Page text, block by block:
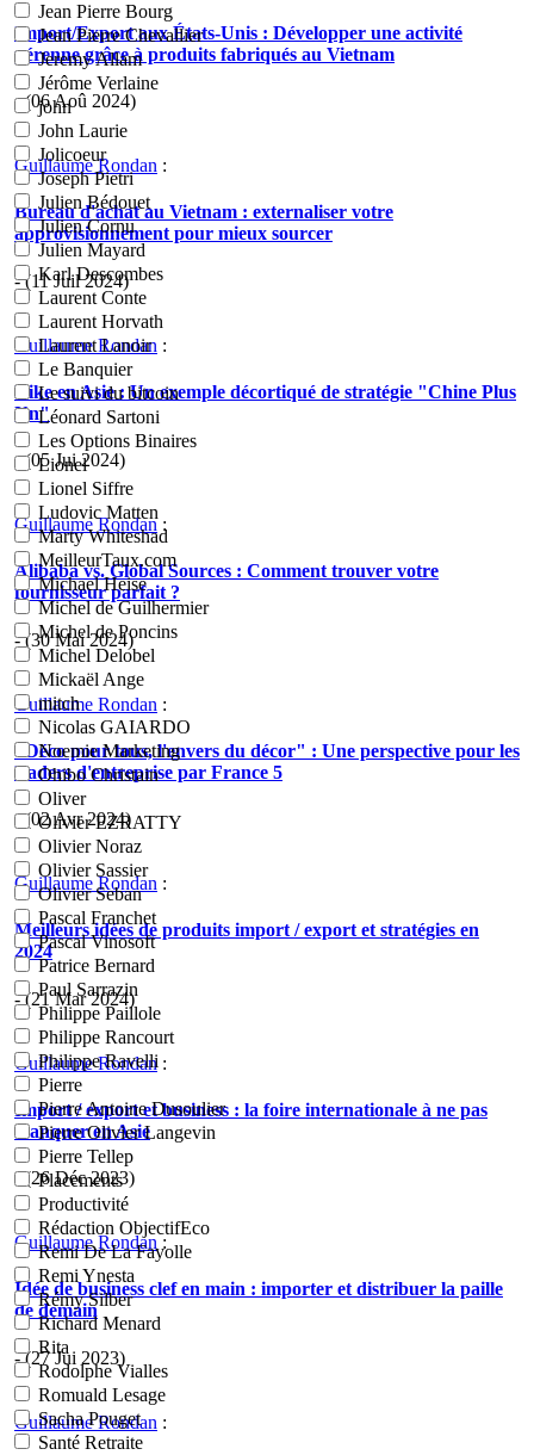
Jean Pierre Bourg
Jean Pierre Chevallier
Jeremy Allam
Jérôme Verlaine
john
John Laurie
Jolicoeur
Joseph Pietri
Julien Bédouet
Julien Cornu
Julien Mayard
Karl Descombes
Laurent Conte
Laurent Horvath
Laurent Lanoir
Le Banquier
Le suivi du bitcoin
Léonard Sartoni
Les Options Binaires
Lionel
Lionel Siffre
Ludovic Matten
Marty Whiteshad
MeilleurTaux.com
Michael Heise
Michel de Guilhermier
Michel de Poncins
Michel Delobel
Mickaël Ange
mitch
Nicolas GAIARDO
Noemie Marketing
Ohibo Christain
Oliver
Olivier EZRATTY
Olivier Noraz
Olivier Sassier
Olivier Seban
Pascal Franchet
Pascal Vinosoft
Patrice Bernard
Paul Sarrazin
Philippe Paillole
Philippe Rancourt
Philippe Ravelli
Pierre
Pierre Antoine Dusoulier
Pierre Olivier Langevin
Pierre Tellep
Placements
Productivité
Rédaction ObjectifEco
Remi De La Fayolle
Remi Ynesta
Rémy Silber
Richard Menard
Rita
Rodolphe Vialles
Romuald Lesage
Sacha Pouget
Santé Retraite
Import/Export aux États-Unis : Développer une activité
pérenne grâce à produits fabriqués au Vietnam
- (06 Aoû 2024)
Guillaume Rondan :
Bureau d'achat au Vietnam : externaliser votre
approvisionnement pour mieux sourcer
- (11 Juil 2024)
Guillaume Rondan :
Nike en Asie : Un exemple décortiqué de stratégie "Chine Plus
Un"
- (05 Jui 2024)
Guillaume Rondan:
Alibaba vs. Global Sources : Comment trouver votre
fournisseur parfait ?
- (30 Mai 2024)
Guillaume Rondan :
"Déco pour tous, l'envers du décor" : Une perspective pour les
leaders d'entreprise par France 5
- (02 Avr 2024)
Guillaume Rondan :
Meilleurs idées de produits import / export et stratégies en
2024
- (21 Mar 2024)
Guillaume Rondan:
Import / export et business : la foire internationale à ne pas
manquer en Asie
- (26 Déc 2023)
Guillaume Rondan :
Idée de business clef en main : importer et distribuer la paille
de demain
- (27 Jui 2023)
Guillaume Rondan :